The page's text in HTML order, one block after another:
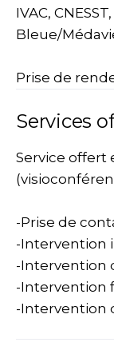
IVAC,
Bleue/
Prise de
Services
Service offert
-Prise de
-Intervention
-Intervention
-Intervention
-Intervention